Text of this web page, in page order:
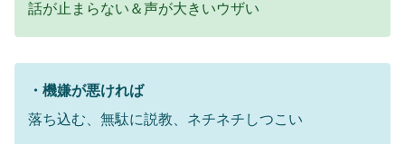
話が止まらない＆声が大きいウザい
・機嫌が悪ければ
落ち込む、無駄に説教、ネチネチしつこい